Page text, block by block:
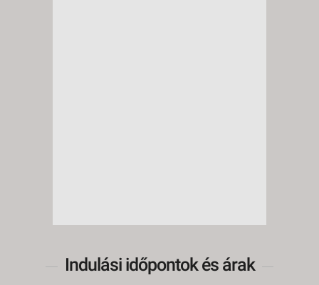
Indulási időpontok és árak